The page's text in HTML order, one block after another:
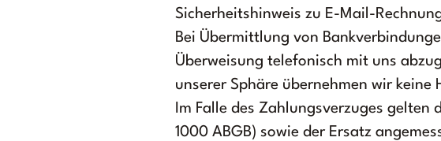
Sicherheitshinweis zu E-Mail-
Bei Übermittlung von
Überweisung telefonisch mit uns
unserer Sphäre übernehmen wir keine
Im Falle des Zahlungsverzuges gelten
1000 ABGB) sowie der Ersatz